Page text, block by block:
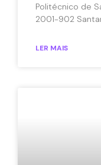
Politécnico de
2001-902
LER MAIS